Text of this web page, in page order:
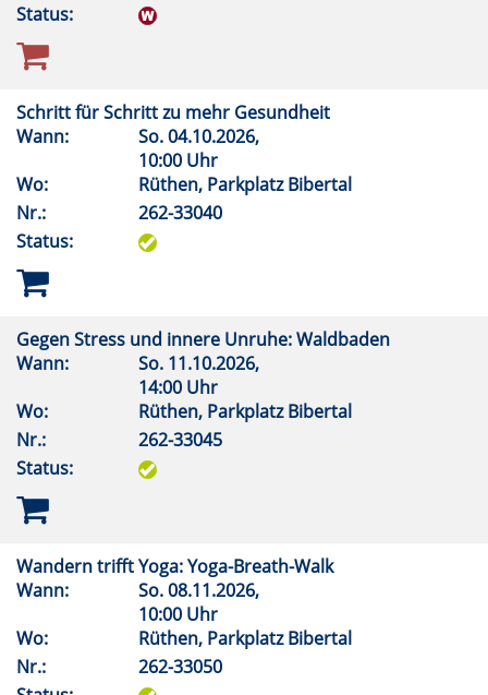
Status:
Schritt für Schritt zu mehr Gesundheit
Wann:
So.04.10.2026,
10:00 Uhr
Wo:
Rüthen, Parkplatz Bibertal
Nr.:
262-33040
Status:
Gegen Stress und innere Unruhe: Waldbaden
Wann:
So. 11.10.2026,
14:00 Uhr
Wo:
Rüthen, Parkplatz Bibertal
Nr.:
262-33045
Status:
Wandern trifft Yoga: Yoga-Breath-Walk
Wann:
So.08.11.2026,
10:00 Uhr
Wo:
Rüthen, Parkplatz Bibertal
Nr.:
262-33050